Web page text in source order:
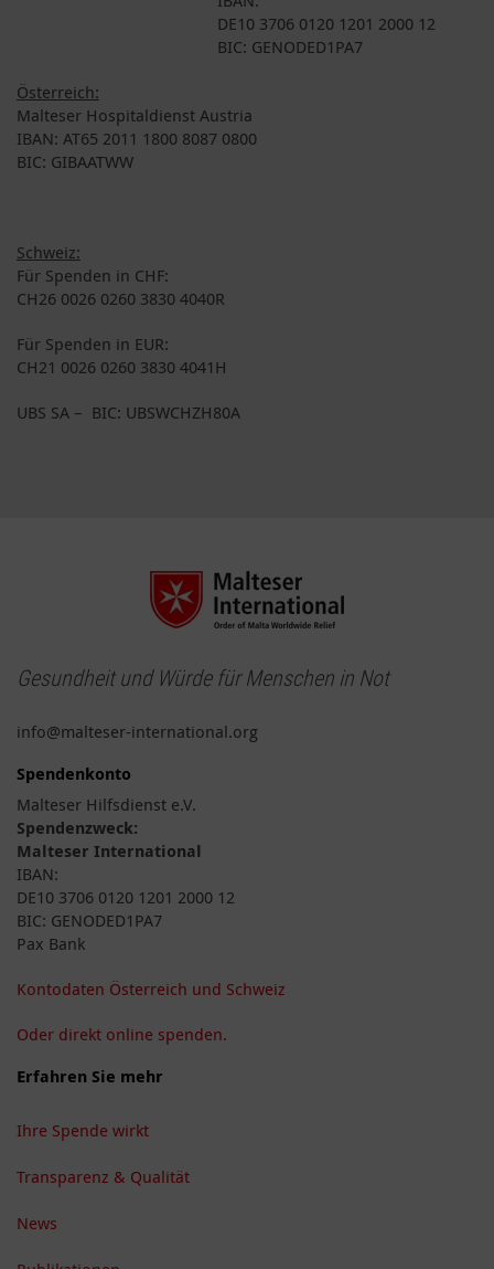
DE10 3706 0120 1201 2000 12
BIC: GENODED1PA7
Österreich:
Malteser Hospitaldienst Austria
IBAN: AT65 2011 1800 8087 0800
BIC: GIBAATWW
Schweiz:
Für Spenden in CHF:
CH26 0026 0260 3830 4040R
Für Spenden in EUR:
CH21 0026 0260 3830 4041H
UBS SA – BIC: UBSWCHZH80A
Gesundheit und Würde für Menschen in Not
info@malteser-international.org
Spendenkonto
Malteser Hilfsdienst e.V.
Spendenzweck:
Malteser International
IBAN:
DE10 3706 0120 1201 2000 12
BIC: GENODED1PA7
Pax Bank
Kontodaten Österreich und Schweiz
Oder direkt online spenden.
Erfahren Sie mehr
Ihre Spende wirkt
Transparenz & Qualität
News